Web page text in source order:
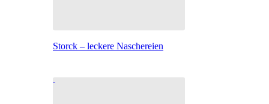
Storck – leckere Naschereien